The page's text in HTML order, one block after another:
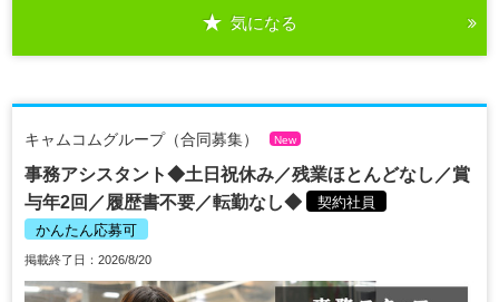
気になる
キャムコムグループ（合同募集） New
事務アシスタント◆土日祝休み／残業ほとんどなし／賞
与年2回／履歴書不要／転勤なし◆
契約社員
かんたん応募可
掲載終了日：2026/8/20